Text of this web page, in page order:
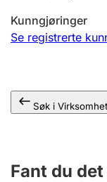
Offentlig
Kunngjøringer
Se registrerte
Søk i
Fant du